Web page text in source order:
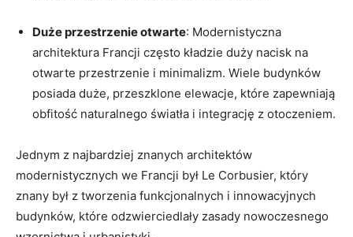
Duże przestrzenie otwarte: Modernistyczna‍
architektura Francji często kładzie ​duży nacisk na
otwarte ​przestrzenie⁣ i minimalizm. Wiele budynków
posiada ​duże, przeszklone elewacje, które zapewniają
obfitość naturalnego światła i integrację z otoczeniem.
Jednym z najbardziej znanych architektów
modernistycznych we Francji był ⁣Le Corbusier, który
znany​ był z tworzenia funkcjonalnych ​i innowacyjnych
budynków, które odzwierciedlały zasady ​nowoczesnego